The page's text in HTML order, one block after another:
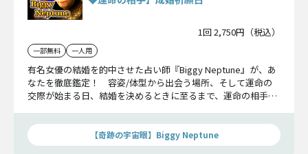
1回 2,750円（税込）
一部無料 一人用
有名女優の結婚を的中させた占い師『Biggy Neptune』が、あ
なたを徹底鑑定！ 容姿/体型から出会う場所、そして運命の
交際が始まる日、結婚を決めるときに至るまで、運命の相手と
【奇跡の宇宙眼】Biggy Neptune